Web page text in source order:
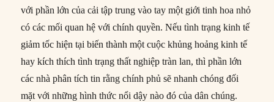
với phần lớn của cải tập trung vào tay một giới tinh hoa nhỏ
có các mối quan hệ với chính quyền. Nếu tình trạng kinh tế
giảm tốc hiện tại biến thành một cuộc khủng hoảng kinh tế
hay kích thích tình trạng thất nghiệp tràn lan, thì phần lớn
các nhà phân tích tin rằng chính phủ sẽ nhanh chóng đối
mặt với những hình thức nổi dậy nào đó của dân chúng.